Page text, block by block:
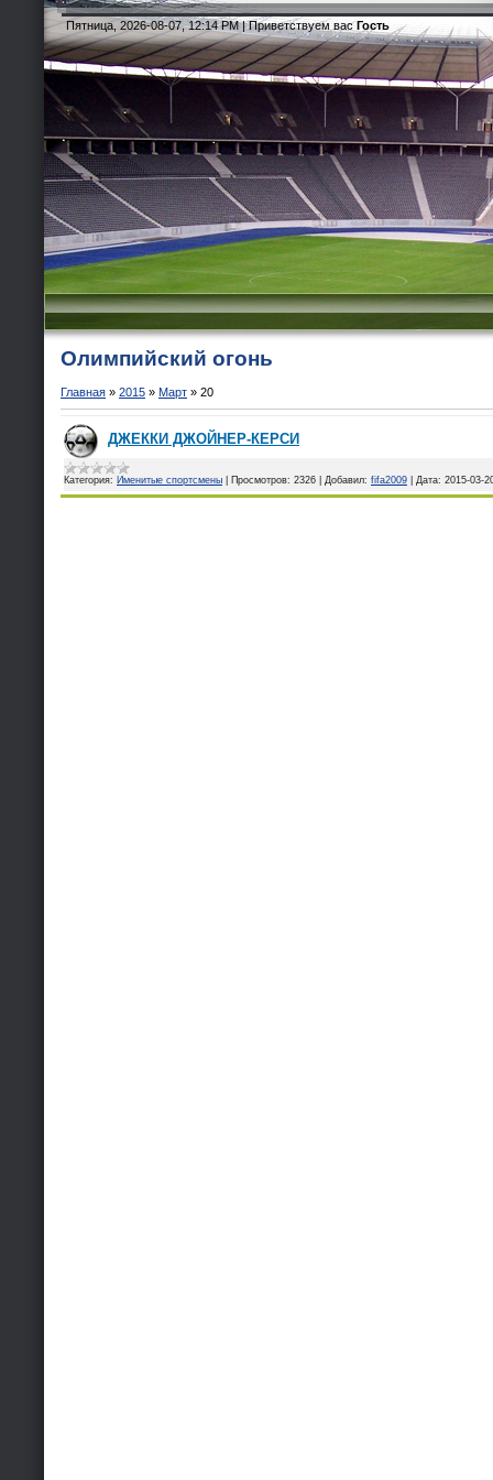
Пятница, 2026-08-07, 12:14 PM |Приветствуем вас Гость
Олимпийский огонь
Главная » 2015 » Март » 20
ДЖЕККИ ДЖОЙНЕР-КЕРСИ
Категория: Именитые спортсмены Просмотров: 2326 Добавил: fifa2009 Дата: 2015-03-